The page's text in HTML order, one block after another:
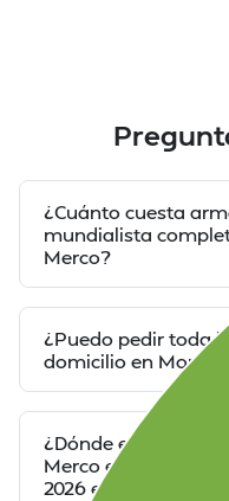
¿Cuánto cuesta
mundialista
Merco?
¿Puedo pedir toda
domicilio en
¿Dónde encuentro
Merco en bebidas y
2026 en Monterrey?